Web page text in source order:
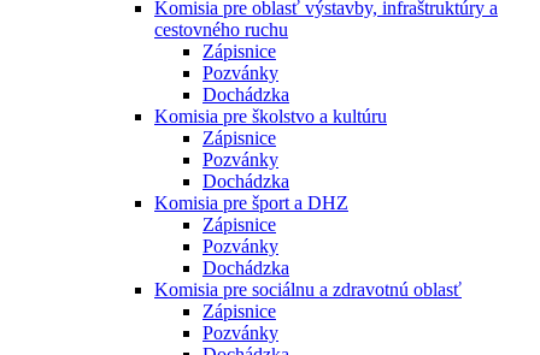
Komisia pre oblasť výstavby, infraštruktúry a
cestovného ruchu
Zápisnice
Pozvánky
Dochádzka
Komisia pre školstvo a kultúru
Zápisnice
Pozvánky
Dochádzka
Komisia pre šport a DHZ
Zápisnice
Pozvánky
Dochádzka
Komisia pre sociálnu a zdravotnú oblasť
Zápisnice
Pozvánky